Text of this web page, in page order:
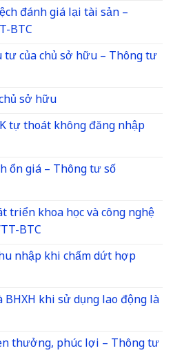
đánh giá lại tài sản –
BTC
tư của chủ sở hữu – Thông tư
sở hữu
tự thoát không đăng nhập
ổn giá – Thông tư số
triển khoa học và công nghệ
BTC
nhập khi chấm dứt hợp
khi sử dụng lao động là
thưởng, phúc lợi – Thông tư